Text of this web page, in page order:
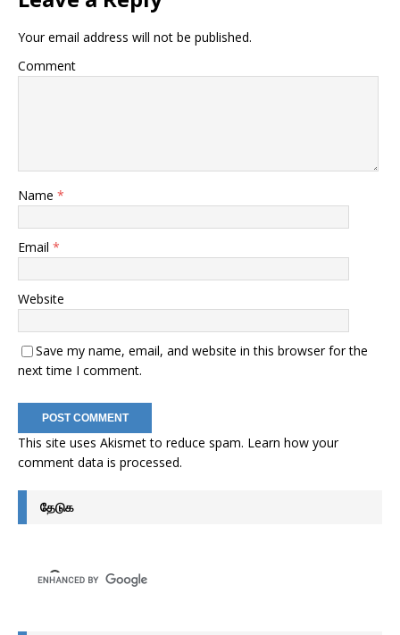
Your email address will not be published.
Comment
Name *
Email *
Website
Save my name, email, and website in this browser for the
next time I comment.
This site uses Akismet to reduce spam. Learn how your
comment data is processed.
தேடுக